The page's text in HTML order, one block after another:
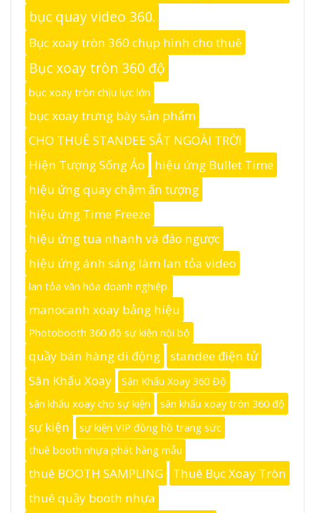
bục quay video 360.
Bục xoay tròn 360 chụp hình cho thuê
Bục xoay tròn 360 độ
bục xoay tròn chịu lực lớn
bục xoay trưng bày sản phẩm
CHO THUÊ STANDEE SẮT NGOÀI TRỜI
Hiện Tượng Sống Ảo
hiệu ứng Bullet Time
hiệu ứng quay chậm ấn tượng
hiệu ứng Time Freeze
hiệu ứng tua nhanh và đảo ngược
hiệu ứng ánh sáng làm lan tỏa video
lan tỏa văn hóa doanh nghiệp.
manocanh xoay bảng hiệu
Photobooth 360 độ sự kiện nội bộ
quầy bán hàng di động
standee điện tử
Sân Khấu Xoay
Sân Khấu Xoay 360 Độ
sân khấu xoay cho sự kiện
sân khấu xoay tròn 360 độ
sự kiện
sự kiện VIP đồng hồ trang sức
thuê booth nhựa phát hàng mẫu
thuê BOOTH SAMPLING
Thuê Bục Xoay Tròn
thuê quầy booth nhựa